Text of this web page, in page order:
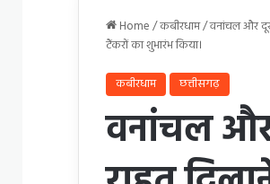
Home/कबीरधाम/वनांचल और
टैंकरों का शुभारंभ किया।
कबीरधाम छत्तीसगढ़
वनांचल और